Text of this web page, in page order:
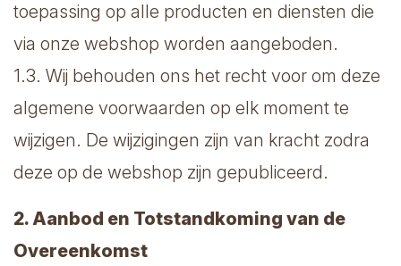
toepassing op alle producten en diensten die
via onze webshop worden aangeboden.
1.3. Wij behouden ons het recht voor om deze
algemene voorwaarden op elk moment te
wijzigen. De wijzigingen zijn van kracht zodra
deze op de webshop zijn gepubliceerd.
2. Aanbod en Totstandkoming van de
Overeenkomst